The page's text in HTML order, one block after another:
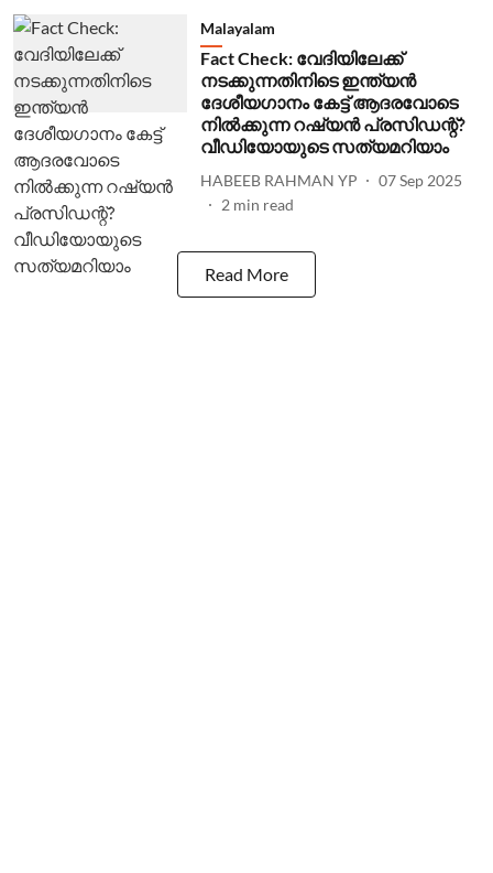
Malayalam
Fact Check: വേദിയിലേക്ക്
നടക്കുന്നതിനിടെ ഇന്ത്യന്‍
ദേശീയഗാനം കേട്ട് ആദരവോടെ
നില്‍ക്കുന്ന റഷ്യന്‍ പ്രസി‍ഡന്റ്?
വീഡിയോയുടെ സത്യമറിയാം
HABEEB RAHMAN YP
07 Sep 2025
2 min read
Read More